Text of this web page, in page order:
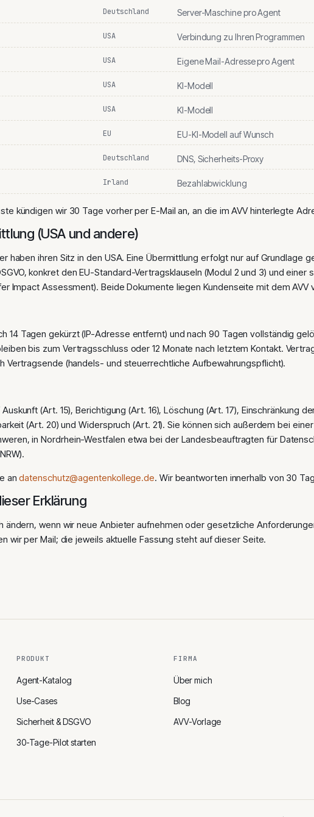
Deutschland Server-Maschine pro Agent
USA Verbindung zu Ihren Programmen
USA Eigene Mail-Adresse pro Agent
USA KI-Modell
USA KI-Modell
EU EU-KI-Modell auf Wunsch
Deutschland DNS, Sicherheits-Proxy
Irland Bezahlabwicklung
kündigen wir 30 Tage vorher per E-Mail an, an die im AVV hinterlegte
(USA und andere)
haben ihren Sitz in den USA. Eine Übermittlung erfolgt nur auf Grundlage
konkret den EU-Standard-Vertragsklauseln (Modul 2 und 3) und einer
Impact Assessment). Beide Dokumente liegen Kundenseite mit dem AVV
14 Tagen gekürzt (IP-Adresse entfernt) und nach 90 Tagen vollständig
bis zum Vertragsschluss oder 12 Monate nach letztem Kontakt.
Vertragsende (handels- und steuerrechtliche Aufbewahrungspflicht).
(Art. 15), Berichtigung (Art. 16), Löschung (Art. 17), Einschränkung
(Art. 20) und Widerspruch (Art. 21). Sie können sich außerdem bei einer
in Nordrhein-Westfalen etwa bei der Landesbeauftragten für
an datenschutz@agentenkollege.de. Wir beantworten innerhalb von 30
Erklärung
ändern, wenn wir neue Anbieter aufnehmen oder gesetzliche
wir per Mail; die jeweils aktuelle Fassung steht auf dieser Seite.
PRODUKT
Agent-Katalog
Use-Cases
Sicherheit & DSGVO
30-Tage-Pilot starten
FIRMA
Über mich
Blog
AVV-Vorlage